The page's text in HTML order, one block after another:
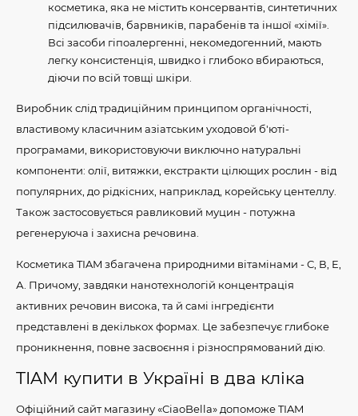
косметика, яка не містить консервантів, синтетичних
підсилювачів, барвників, парабенів та іншої «хімії».
Всі засоби гіпоалергенні, некомедогенний, мають
легку консистенція, швидко і глибоко вбираються,
діючи по всій товщі шкіри.
Виробник слід традиційним принципом органічності,
властивому класичним азіатським уходовой б'юті-
програмами, використовуючи виключно натуральні
компоненти: олії, витяжки, екстракти цілющих рослин - від
популярних, до рідкісних, наприклад, корейську центеллу.
Також застосовується равликовий муцин - потужна
регенеруюча і захисна речовина.
Косметика TIAM збагачена природними вітамінами - С, В, Е,
А. Причому, завдяки нанотехнологій концентрація
активних речовин висока, та й самі інгредієнти
представлені в декількох формах. Це забезпечує глибоке
проникнення, повне засвоєння і різноспрямований дію.
TIAM купити в Україні в два кліка
Офіційний сайт магазину «CiaoBella» допоможе TIAM